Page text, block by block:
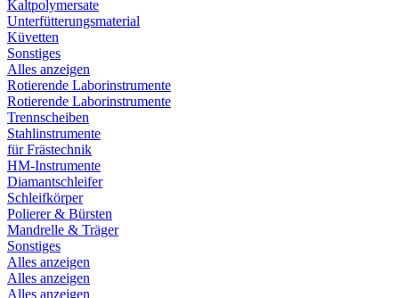
Kaltpolymersate
Unterfütterungsmaterial
Küvetten
Sonstiges
Alles anzeigen
Rotierende Laborinstrumente
Rotierende Laborinstrumente
Trennscheiben
Stahlinstrumente
für Frästechnik
HM-Instrumente
Diamantschleifer
Schleifkörper
Polierer & Bürsten
Mandrelle & Träger
Sonstiges
Alles anzeigen
Alles anzeigen
Alles anzeigen